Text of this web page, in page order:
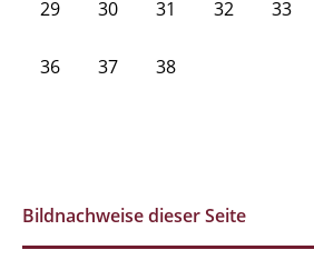
29 30 31 32 33
36 37 38
Bildnachweise dieser Seite